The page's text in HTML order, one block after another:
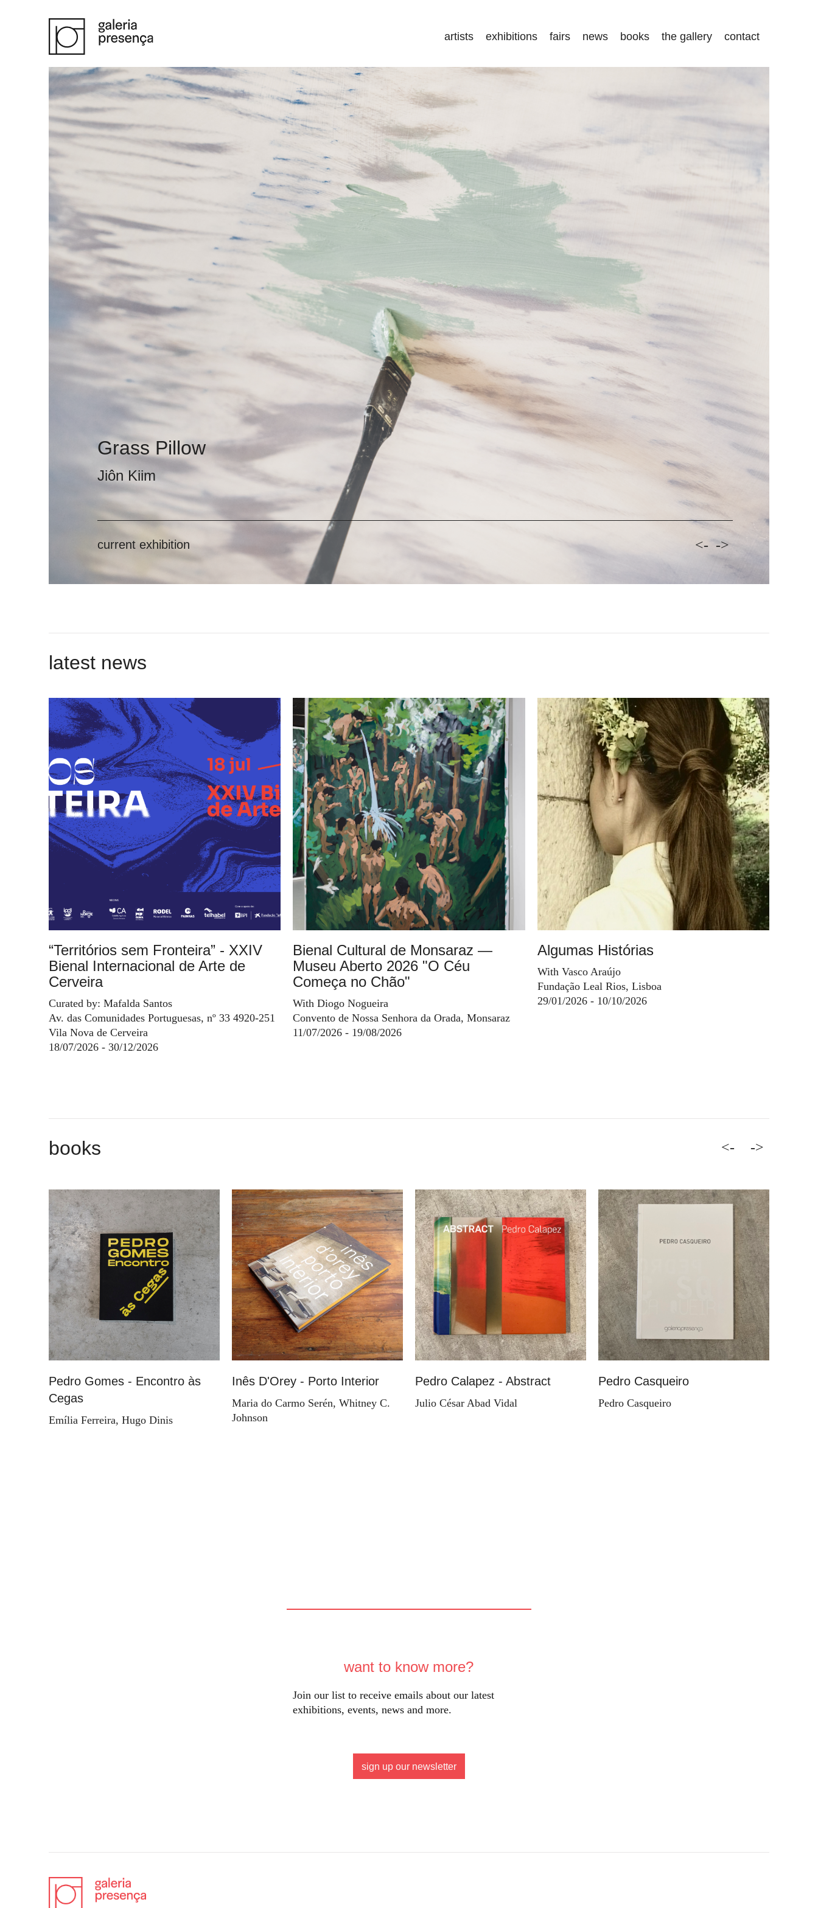
artists exhibitions fairs news books the gallery contact
Grass Pillow
Jiôn Kiim
current exhibition <- ->
latest news
“Territórios sem Fronteira” - XXIV
Bienal Internacional de Arte de
Cerveira
Curated by: Mafalda Santos
Av. das Comunidades Portuguesas, nº 33 4920-251
Vila Nova de Cerveira
18/07/2026 - 30/12/2026
Bienal Cultural de Monsaraz —
Museu Aberto 2026 "O Céu
Começa no Chão"
With Diogo Nogueira
Convento de Nossa Senhora da Orada, Monsaraz
11/07/2026 - 19/08/2026
Algumas Histórias
With Vasco Araújo
Fundação Leal Rios, Lisboa
29/01/2026 - 10/10/2026
books <-
Pedro Gomes - Encontro às
Cegas
Emília Ferreira, Hugo Dinis
Inês D'Orey - Porto Interior
Maria do Carmo Serén, Whitney C.
Johnson
Pedro Calapez - Abstract
Julio César Abad Vidal
Pedro Casqueiro
Pedro Casqueiro
->
want to know more?
Join our list to receive emails about our latest
exhibitions, events, news and more.
sign up our newsletter